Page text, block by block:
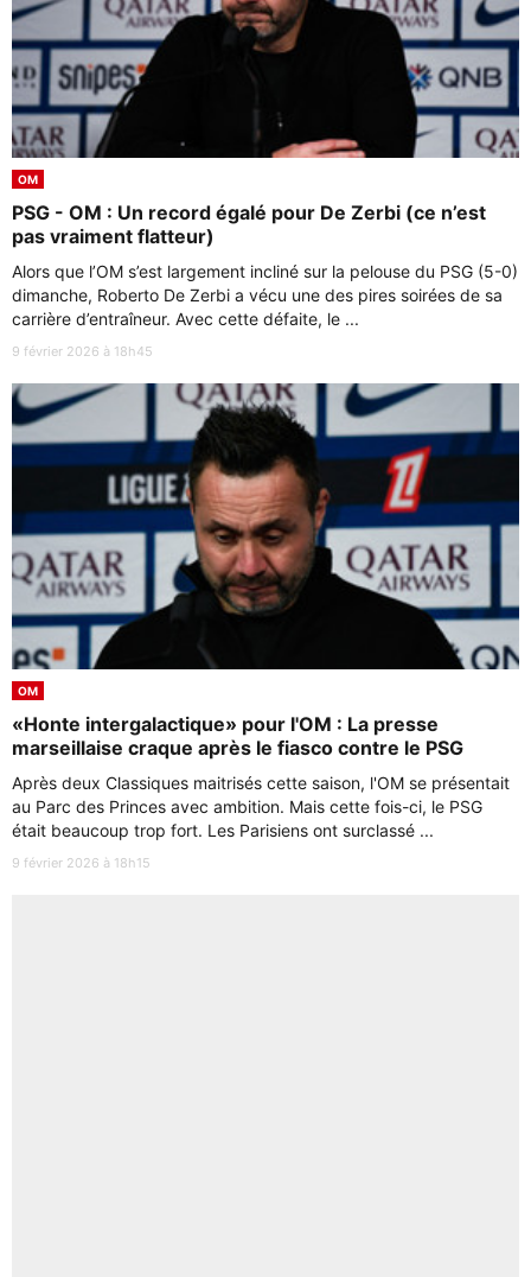
OM
PSG - OM : Un record égalé pour De Zerbi (ce n’est
pas vraiment flatteur)
Alors que l’OM s’est largement incliné sur la pelouse du PSG (5-0)
dimanche, Roberto De Zerbi a vécu une des pires soirées de sa
carrière d’entraîneur. Avec cette défaite, le ...
9 février 2026 à 18h45
OM
«Honte intergalactique» pour l'OM : La presse
marseillaise craque après le fiasco contre le PSG
Après deux Classiques maitrisés cette saison, l'OM se présentait
au Parc des Princes avec ambition. Mais cette fois-ci, le PSG
était beaucoup trop fort. Les Parisiens ont surclassé ...
9 février 2026 à 18h15